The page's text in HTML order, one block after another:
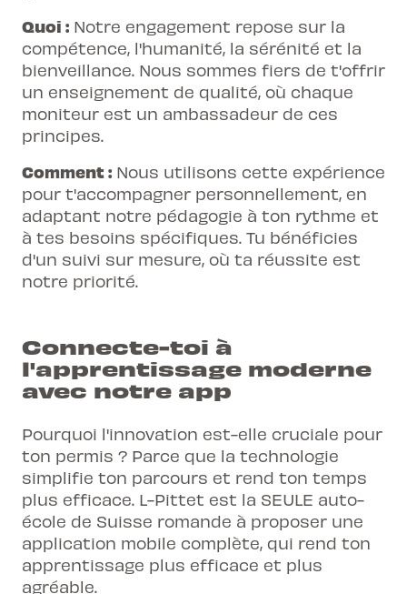
Quoi : Notre engagement repose sur la
compétence, l'humanité, la sérénité et la
bienveillance. Nous sommes fiers de t'offrir
un enseignement de qualité, où chaque
moniteur est un ambassadeur de ces
principes.
Comment : Nous utilisons cette expérience
pour t'accompagner personnellement, en
adaptant notre pédagogie à ton rythme et
à tes besoins spécifiques. Tu bénéficies
d'un suivi sur mesure, où ta réussite est
notre priorité.
Connecte-toi à
l'apprentissage moderne
avec notre app
Pourquoi l'innovation est-elle cruciale pour
ton permis ? Parce que la technologie
simplifie ton parcours et rend ton temps
plus efficace. L-Pittet est la SEULE auto-
école de Suisse romande à proposer une
application mobile complète, qui rend ton
apprentissage plus efficace et plus
agréable.